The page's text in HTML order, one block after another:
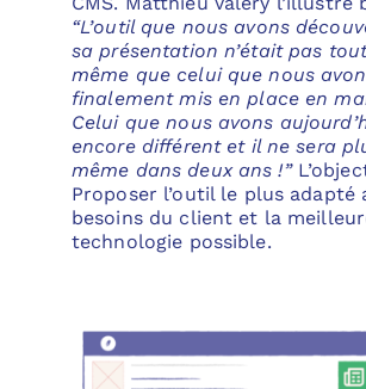
“L’outil que nous avons
sa présentation n’était pas
même que celui que nous
finalement mis en place en
Celui que nous avons
encore différent et il ne sera
même dans deux ans !”
Proposer l’outil le plus adapté
besoins du client et la
technologie possible.